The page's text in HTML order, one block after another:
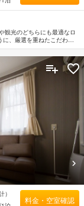
観光のどちらにも最適なロ
、厳選を重ねたこだわり
ロントデスク, バリアフリー
ぜひご利用ください。 お部
す。薄型TV, 空気洗浄機,
の疲れを癒すためにマッサ
ティホテルのあたたかい
にしてくれます。
）
料金・空室確認